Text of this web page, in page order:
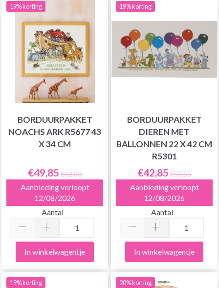
19% korting
BORDUURPAKKET
NOACHS ARK R5677 43
X 34 CM
€49,85 €62,30
Aanbieding verloopt
12/08/2026
Aantal
In winkelwagentje
19% korting
BORDUURPAKKET
DIEREN MET
BALLONNEN 22 X 42 CM
R5301
€42,85 €53,55
Aanbieding verloopt
12/08/2026
Aantal
In winkelwagentje
19% korting 20% korting